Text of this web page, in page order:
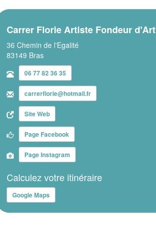
Carrer Florie Artiste Fondeur d'Art
36 Chemin de l'Egalité
83149 Bras
06 77 82 36 35
carrerflorie@hotmail.fr
Site Web
Page Facebook
Page Instagram
Calculez votre itinéraire
Google Maps